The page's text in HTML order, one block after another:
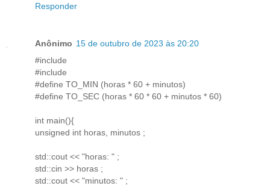
Responder
Anônimo 15 de outubro de 2023 às 20:20
#include
#include
#define TO_MIN (horas * 60 + minutos)
#define TO_SEC (horas * 60 * 60 + minutos * 60)
int main(){
unsigned int horas, minutos ;
std::cout << "horas: " ;
std::cin >> horas ;
std::cout << "minutos: " ;